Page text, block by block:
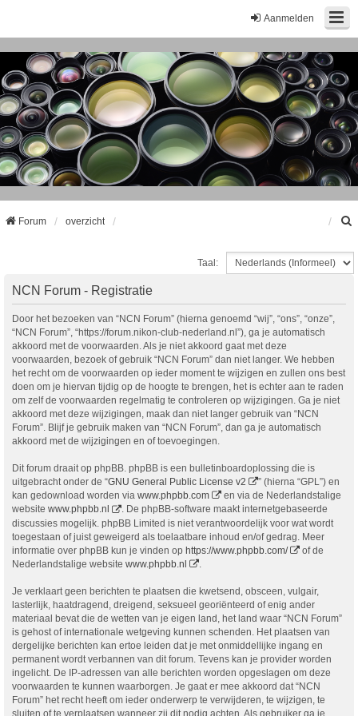
Aanmelden
Forum overzicht
Taal:
NCN Forum - Registratie
Door het bezoeken van “NCN Forum” (hierna genoemd “wij”, “ons”, “onze”,
“NCN Forum”, “https://forum.nikon-club-nederland.nl”), ga je automatisch
akkoord met de voorwaarden. Als je niet akkoord gaat met deze
voorwaarden, bezoek of gebruik “NCN Forum” dan niet langer. We hebben
het recht om de voorwaarden op ieder moment te wijzigen en zullen ons best
doen om je hiervan tijdig op de hoogte te brengen, het is echter aan te raden
om zelf de voorwaarden regelmatig te controleren op wijzigingen. Ga je niet
akkoord met deze wijzigingen, maak dan niet langer gebruik van “NCN
Forum”. Blijf je gebruik maken van “NCN Forum”, dan ga je automatisch
akkoord met de wijzigingen en of toevoegingen.
Dit forum draait op phpBB. phpBB is een bulletinboardoplossing die is
uitgebracht onder de “GNU General Public License v2
” (hierna “GPL”) en
kan gedownload worden via www.phpbb.com
en via de Nederlandstalige
website www.phpbb.nl
. De phpBB-software maakt internetgebaseerde
discussies mogelijk. phpBB Limited is niet verantwoordelijk voor wat wordt
toegestaan of juist geweigerd als toelaatbare inhoud en/of gedrag. Meer
informatie over phpBB kun je vinden op https://www.phpbb.com/
of de
Nederlandstalige website www.phpbb.nl .
Je verklaart geen berichten te plaatsen die kwetsend, obsceen, vulgair,
lasterlijk, haatdragend, dreigend, seksueel georiënteerd of enig ander
materiaal bevat die de wetten van je eigen land, het land waar “NCN Forum”
is gehost of internationale wetgeving kunnen schenden. Het plaatsen van
dergelijke berichten kan ertoe leiden dat je met onmiddellijke ingang en
permanent wordt verbannen van dit forum. Tevens kan je provider worden
ingelicht. De IP-adressen van alle berichten worden opgeslagen om deze
voorwaarden te kunnen waarborgen. Je gaat er mee akkoord dat “NCN
Forum” het recht heeft om ieder onderwerp te verwijderen, te wijzigen, te